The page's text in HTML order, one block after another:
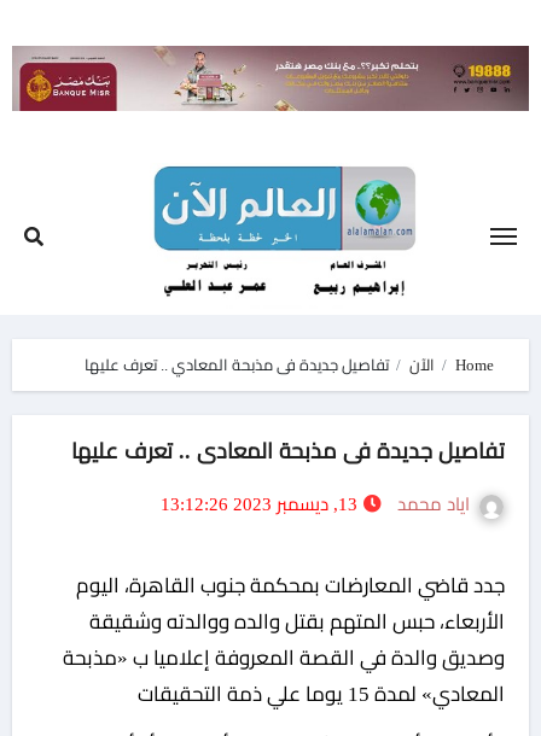
to
content
Home الآن تفاصيل جديدة فى مذبحة المعادي .. تعرف عليها
تفاصيل جديدة فى مذبحة المعادي .. تعرف عليها
اياد محمد
جدد قاضي المعارضات بمحكمة جنوب القاهرة، اليوم
الأربعاء، حبس المتهم بقتل والده ووالدته وشقيقة
وصديق والدة في القصة المعروفة إعلاميا ب «مذبحة
المعادي» لمدة 15 يوما علي ذمة التحقيقات